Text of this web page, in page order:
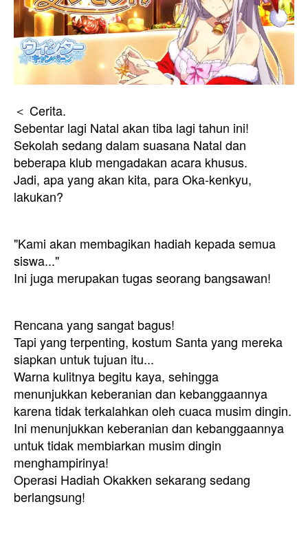
＜ Cerita.
Sebentar lagi Natal akan tiba lagi tahun ini!
Sekolah sedang dalam suasana Natal dan
beberapa klub mengadakan acara khusus.
Jadi, apa yang akan kita, para Oka-kenkyu,
lakukan?
"Kami akan membagikan hadiah kepada semua
siswa..."
Ini juga merupakan tugas seorang bangsawan!
Rencana yang sangat bagus!
Tapi yang terpenting, kostum Santa yang mereka
siapkan untuk tujuan itu...
Warna kulitnya begitu kaya, sehingga
menunjukkan keberanian dan kebanggaannya
karena tidak terkalahkan oleh cuaca musim dingin.
Ini menunjukkan keberanian dan kebanggaannya
untuk tidak membiarkan musim dingin
menghampirinya!
Operasi Hadiah Okakken sekarang sedang
berlangsung!